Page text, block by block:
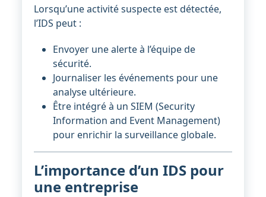
Lorsqu’une activité suspecte est détectée,
l’IDS peut :
Envoyer une alerte à l’équipe de
sécurité.
Journaliser les événements pour une
analyse ultérieure.
Être intégré à un SIEM (Security
Information and Event Management)
pour enrichir la surveillance globale.
L’importance d’un IDS pour
une entreprise